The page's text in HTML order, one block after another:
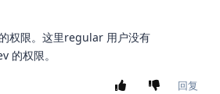
权限。这里regular 用户没有
的权限。
回复